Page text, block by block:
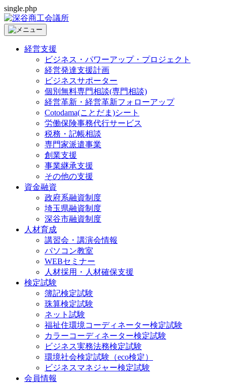
single.php
経営支援
ビジネス・パワーアップ・プロジェクト
経営発達支援計画
ビジネスサポーター
個別無料専門相談(専門相談)
経営革新・経営革新フォローアップ
Cotodama(ことだま)シート
労働保険事務代行サービス
税務・記帳相談
専門家派遣事業
創業支援
事業継承支援
その他の支援
資金融資
政府系融資制度
埼玉県融資制度
深谷市融資制度
人材育成
講習会・講演会情報
パソコン教室
WEBセミナー
人材採用・人材確保支援
検定試験
簿記検定試験
珠算検定試験
ネット試験
福祉住環境コーディネーター検定試験
カラーコーディネーター検定試験
ビジネス実務法務検定試験
環境社会検定試験（eco検定）
ビジネスマネジャー検定試験
会員情報